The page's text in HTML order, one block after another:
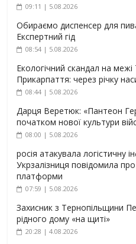
09:11 | 5.08.2026
Обираємо диспенсер для
Експертний гід
08:54 | 5.08.2026
Екологічний скандал на
Прикарпаття: через річку
08:44 | 5.08.2026
Дарця Веретюк: «Пантеон
початком нової культури
08:00 | 5.08.2026
росія атакувала логістичну
Укрзалізниця повідомила
платформи
07:59 | 5.08.2026
Захисник з Тернопільщини
рідного дому «на щиті»
20:28 | 4.08.2026